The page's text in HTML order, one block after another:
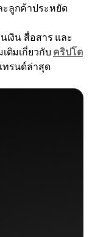
ะลูกค้าประหยัด
งิน สื่อสาร และ
ติมเกี่ยวกับ คริปโต
ทรนด์ล่าสุด